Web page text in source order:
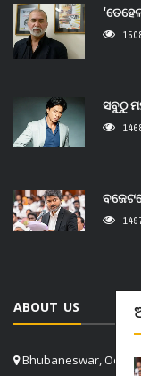
ସବୁଠୁ
ABOUT US
Bhubaneswar,